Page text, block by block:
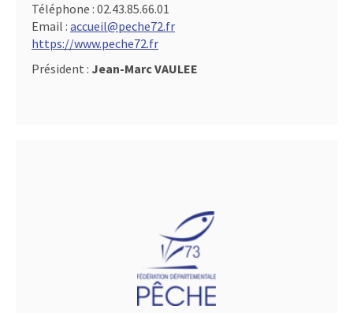
Téléphone : 02.43.85.66.01
Email : accueil@peche72.fr
https://www.peche72.fr
Président : Jean-Marc VAULEE